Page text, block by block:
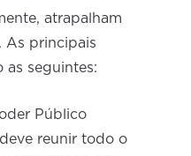
atrapalham
As principais
as seguintes:
Público
reunir todo o